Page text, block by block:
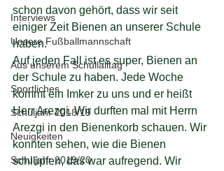
Interviews
Unsere Fußballmannschaft
Aus unserem Schullalltag
Sportliches
Schuljahr 2018/19
Neuigkeiten
Schuljahr 2019/20
schon davon gehört, dass wir seit
einiger Zeit Bienen an unserer Schule
haben.
Auf jeden Fall ist es super, Bienen an
der Schule zu haben. Jede Woche
kommt ein Imker zu uns und er heißt
Herr Arezgi. Wir durften mal mit Herrn
Arezgi in den Bienenkorb schauen. Wir
konnten sehen, wie die Bienen
schlüpfen, das war aufregend. Wir